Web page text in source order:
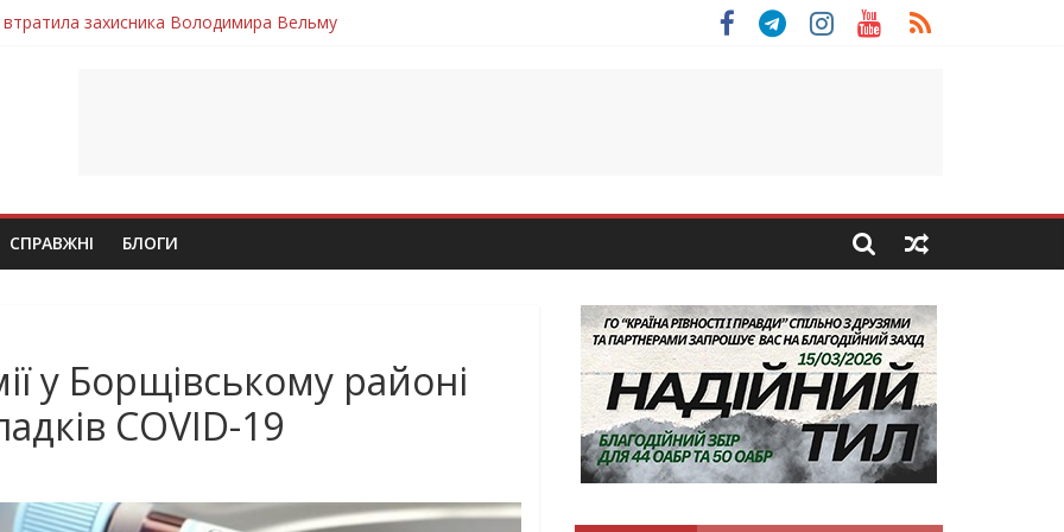
захисника Володимира Вельму
скорботі: на щиті повертається воїн Володимир Паламарчук
бойового завдання загинув захисник Юрій Пушкар з Тернопільщини
молодий захисник Дмитро Березко з Тернопільщини
СПРАВЖНІ БЛОГИ
у Борщівському районі
COVID-19